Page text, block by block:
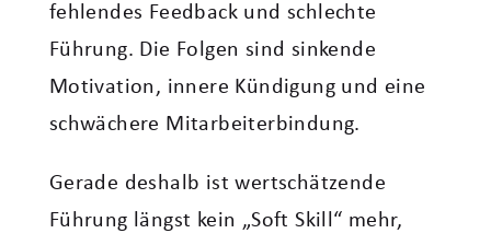
fehlendes Feedback und schlechte
Führung. Die Folgen sind sinkende
Motivation, innere Kündigung und eine
schwächere Mitarbeiterbindung.
Gerade deshalb ist wertschätzende
Führung längst kein „Soft Skill“ mehr,